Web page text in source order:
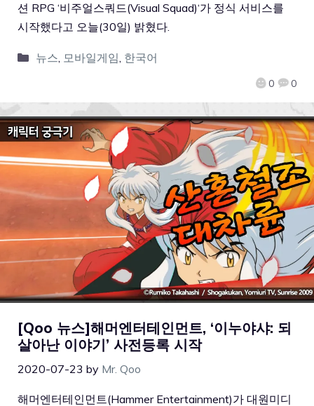
0 0
션 RPG ‘비주얼스쿼드(Visual Squad)‘가 정식 서비스를
시작했다고 오늘(30일) 밝혔다.
뉴스, 모바일게임, 한국어
[Qoo 뉴스]해머엔터테인먼트, ‘이누야샤: 되
살아난 이야기’ 사전등록 시작
2020-07-23 by Mr. Qoo
해머엔터테인먼트(Hammer Entertainment)가 대원미디